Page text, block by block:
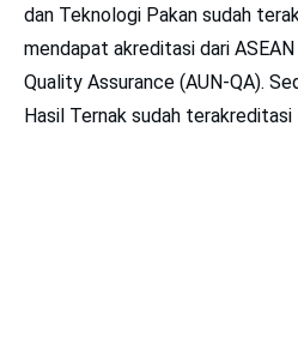
dan Teknologi Pakan sudah
mendapat akreditasi dari
Quality Assurance (AUN-QA).
Hasil Ternak sudah terakreditasi